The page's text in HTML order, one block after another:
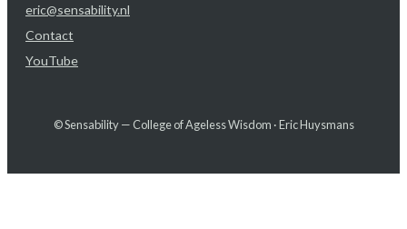
eric@sensability.nl
Contact
YouTube
© Sensability — College of Ageless Wisdom · Eric Huysmans